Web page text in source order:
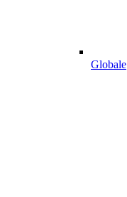
Globale